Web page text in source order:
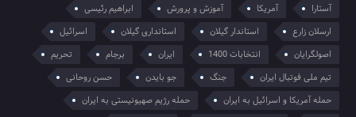
آستارا آمریکا آموزش و پرورش
ابراهیم رئیسی
ارسلان زارع
استاندار گیلان استانداری گیلان
اسرائیل
اصولگرایان
انتخابات 1400 ایران برجام
تحریم
تیم ملی فوتبال ایران
جنگ جو بایدن
حسن روحانی
حمله آمریکا و اسرائیل به ایران
حمله رژیم صهیونیستی به ایران